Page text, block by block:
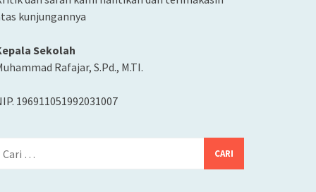
kunjungannya
Sekolah
Rafajar, S.Pd., M.TI.
196911051992031007